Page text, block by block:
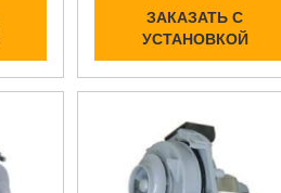
ЗАКАЗАТЬ С
УСТАНОВКОЙ